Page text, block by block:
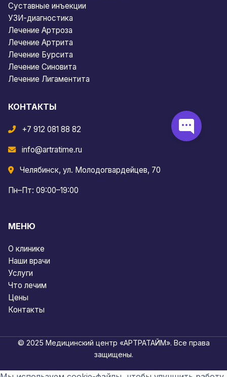
Суставные инъекции
УЗИ-диагностика
Лечение Артроза
Лечение Артрита
Лечение Бурсита
Лечение Синовита
Лечение Лигаментита
КОНТАКТЫ
+7 912 081 88 82
info@artratime.ru
Челябинск, ул. Молодогвардейцев, 70
Пн–Пт: 09:00–19:00
МЕНЮ
О клинике
Наши врачи
Услуги
Что лечим
Цены
Контакты
© 2025 Медицинский центр «АРТРАТАЙМ». Все права
защищены.